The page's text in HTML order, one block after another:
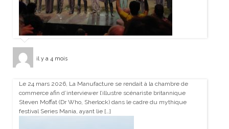
il y a 4 mois
Le 24 mars 2026, La Manufacture se rendait à la chambre de
commerce afin d’interviewer l’illustre scénariste britannique
Steven Moffat (Dr Who, Sherlock) dans le cadre du mythique
festival Series Mania, ayant lie […]